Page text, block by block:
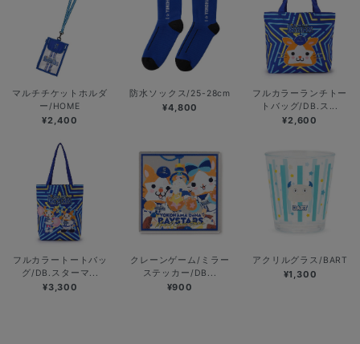
マルチチケットホルダ
ー/HOME
¥2,400
防水ソックス/25-28cm
¥4,800
フルカラーランチトー
トバッグ/DB.ス...
¥2,600
フルカラートートバッ
グ/DB.スターマ...
¥3,300
クレーンゲーム/ミラー
ステッカー/DB...
¥900
アクリルグラス/BART
¥1,300